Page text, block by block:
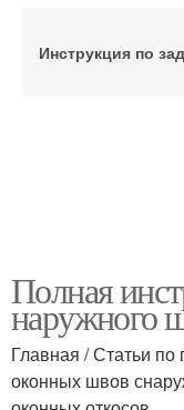
Инструкция по
Полная
наружного
Главная / Статьи по
оконных швов